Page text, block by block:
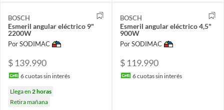
BOSCH
Esmeril angular eléctrico 9"
2200W
Por SODIMAC
$ 139.990
6cuotas sin interés
Llega en 2 horas
Retira mañana
BOSCH
Esmeril angular eléctrico 4,5"
900W
Por SODIMAC
$ 119.990
6cuotas sin interés